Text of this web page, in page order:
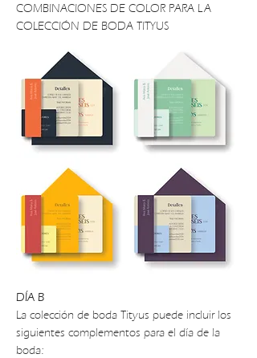
COMBINACIONES DE COLOR PARA LA
COLECCIÓN DE BODA TITYUS
DÍA B
La colección de boda Tityus puede incluir los
siguientes complementos para el día de la
boda: